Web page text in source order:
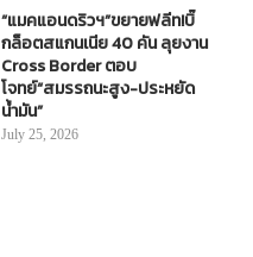
“แมคแอนดริวฯ”ขยายฟลีท!บิ๊
กล็อตสแกนเนีย 40 คัน ลุยงาน
Cross Border ตอบ
โจทย์“สมรรถนะสูง-ประหยัด
น้ำมัน”
July 25, 2026